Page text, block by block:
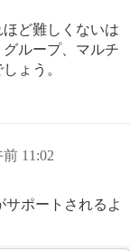
ど難しくないは
ループ、マルチ
ょう。
11:02
サポートされるよ